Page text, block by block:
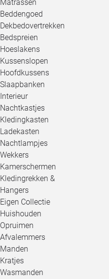
Matrassen
Beddengoed
Dekbedovertrekken
Bedspreien
Hoeslakens
Kussenslopen
Hoofdkussens
Slaapbanken
Interieur
Nachtkastjes
Kledingkasten
Ladekasten
Nachtlampjes
Wekkers
Kamerschermen
Kledingrekken &
Hangers
Eigen Collectie
Huishouden
Opruimen
Afvalemmers
Manden
Kratjes
Wasmanden